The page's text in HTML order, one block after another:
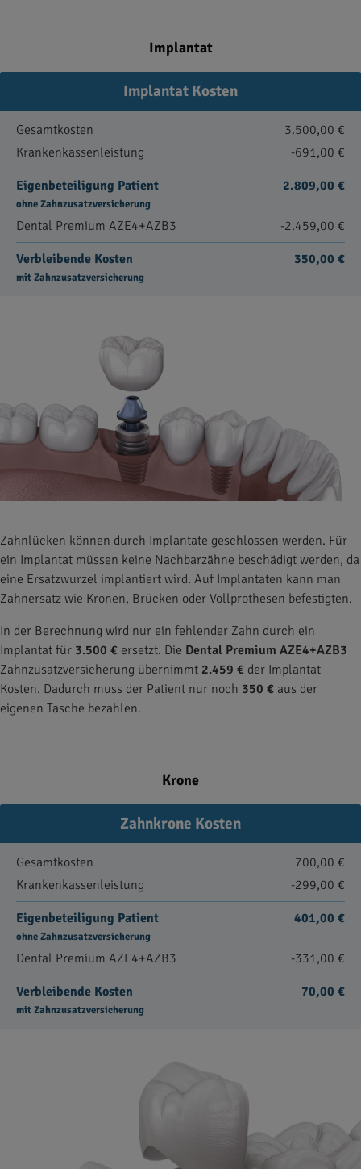
Implantat
Implantat Kosten
Gesamtkosten
3.500,00 €
Krankenkassenleistung
-691,00 €
Eigenbeteiligung Patient
ohne Zahnzusatzversicherung
2.809,00 €
Dental Premium AZE4+AZB3 -2.459,00 €
Verbleibende Kosten
mit Zahnzusatzversicherung
350,00 €
Zahnlücken können durch Implantate geschlossen werden. Für
ein Implantat müssen keine Nachbarzähne beschädigt werden, da
eine Ersatzwurzel implantiert wird. Auf Implantaten kann man
Zahnersatz wie Kronen, Brücken oder Vollprothesen befestigten.
In der Berechnung wird nur ein fehlender Zahn durch ein
Implantat für 3.500 € ersetzt. Die Dental Premium AZE4+AZB3
Zahnzusatzversicherung übernimmt 2.459 € der Implantat
Kosten. Dadurch muss der Patient nur noch 350 € aus der
eigenen Tasche bezahlen.
Krone
Zahnkrone Kosten
Gesamtkosten
700,00 €
Krankenkassenleistung
-299,00 €
Eigenbeteiligung Patient
ohne Zahnzusatzversicherung
401,00 €
Dental Premium AZE4+AZB3 -331,00 €
Verbleibende Kosten
mit Zahnzusatzversicherung
70,00 €